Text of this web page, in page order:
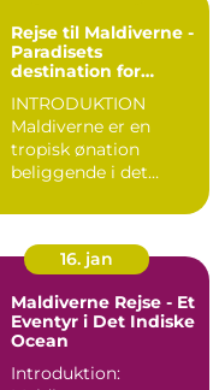
Rejse til Maldiverne -
Paradisets
destination for
rejsende
INTRODUKTION
Maldiverne er en
tropisk ønation
beliggende i det
kendt for sine b...
16. jan
Maldiverne Rejse - Et
Eventyr i Det Indiske
Ocean
Introduktion: